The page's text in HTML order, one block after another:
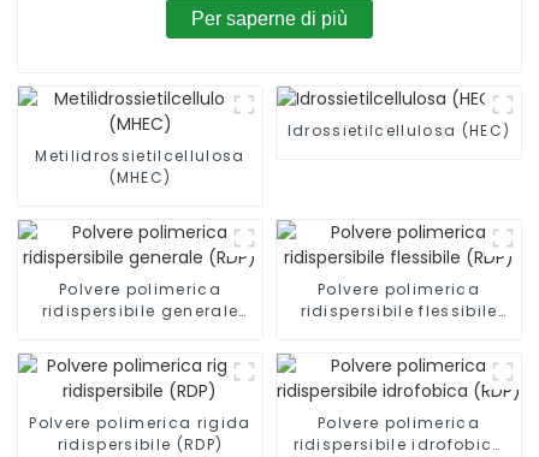
Per saperne di più
Metilidrossietilcellulosa
(MHEC)
Idrossietilcellulosa (HEC)
Polvere polimerica
ridispersibile generale
Polvere polimerica
ridispersibile flessibile
Polvere polimerica rigida
ridispersibile (RDP)
Polvere polimerica
ridispersibile idrofobica